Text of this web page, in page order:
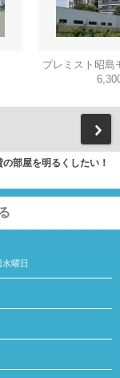
プレミスト昭島
の部屋を明るくしたい！
曜日